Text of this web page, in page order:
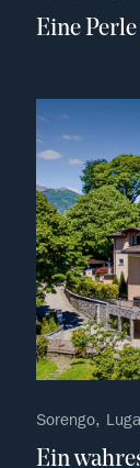
Eine
Sorengo,
Ein